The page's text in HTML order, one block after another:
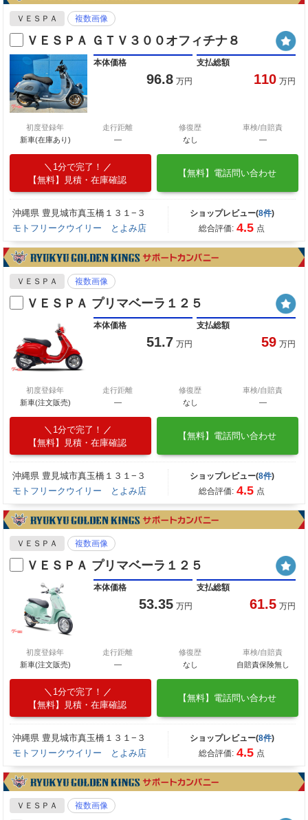
ＶＥＳＰＡ 複数画像
ＶＥＳＰＡ ＧＴＶ３００オフィチナ８
本体価格
96.8 万円
支払総額
110 万円
初度登録年
新車(在庫あり)
走行距離
―
修復歴
なし
車検/自賠責
―
1分で完了！
【無料】見積・在庫確認
【無料】電話問い合わせ
沖縄県 豊見城市真玉橋１３１−３
モトフリークウイリー とよみ店
ショップレビュー(8件)
総合評価: 4.5 点
ＶＥＳＰＡ 複数画像
ＶＥＳＰＡ プリマベーラ１２５
本体価格
51.7 万円
支払総額
59 万円
初度登録年
新車(注文販売)
走行距離
―
修復歴
なし
車検/自賠責
―
1分で完了！
【無料】見積・在庫確認
【無料】電話問い合わせ
沖縄県 豊見城市真玉橋１３１−３
モトフリークウイリー とよみ店
ショップレビュー(8件)
総合評価: 4.5 点
ＶＥＳＰＡ 複数画像
ＶＥＳＰＡ プリマベーラ１２５
本体価格
53.35 万円
支払総額
61.5 万円
初度登録年
新車(注文販売)
走行距離
―
修復歴
なし
車検/自賠責
自賠責保険無し
1分で完了！
【無料】見積・在庫確認
【無料】電話問い合わせ
沖縄県 豊見城市真玉橋１３１−３
モトフリークウイリー とよみ店
ショップレビュー(8件)
総合評価: 4.5 点
ＶＥＳＰＡ 複数画像